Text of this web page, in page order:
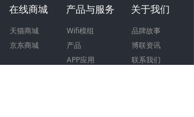
在线商城
天猫商城
京东商城
产品与服务
Wifi模组
产品
APP应用
关于我们
品牌故事
博联资讯
联系我们